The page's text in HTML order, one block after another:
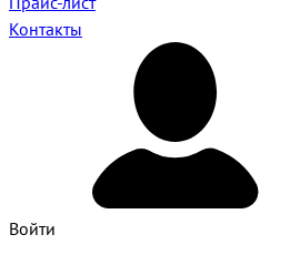
Контакты
Войти